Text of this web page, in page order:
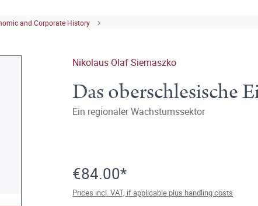
and Corporate History
Nikolaus Olaf Siemaszko
Das oberschlesische
Ein regionaler Wachstumssektor
€84.00*
Prices incl. VAT, if applicable plus handling costs